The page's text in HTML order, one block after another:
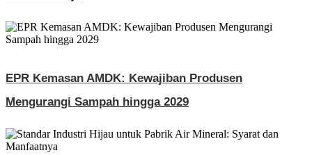
EPR Kemasan AMDK: Kewajiban Produsen
Mengurangi Sampah hingga 2029